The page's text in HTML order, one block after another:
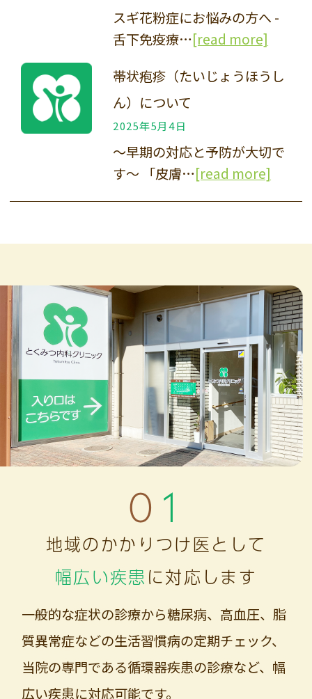
スギ花粉症にお悩みの方へ -
舌下免疫療…[read more]
帯状疱疹（たいじょうほうし
ん）について
2025年5月4日
〜早期の対応と予防が大切で
す〜 「皮膚…[read more]
01
地域のかかりつけ医として
幅広い疾患に対応します
一般的な症状の診療から糖尿病、高血圧、脂
質異常症などの生活習慣病の定期チェック、
当院の専門である循環器疾患の診療など、幅
広い疾患に対応可能です。